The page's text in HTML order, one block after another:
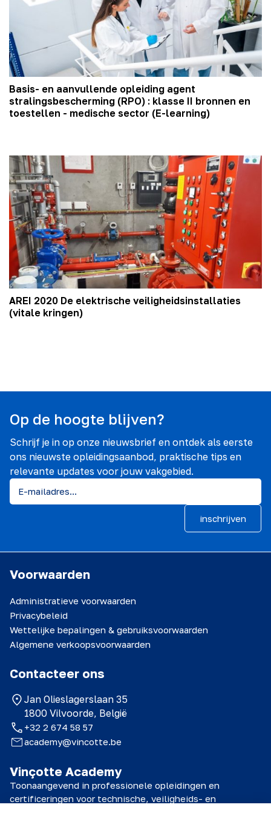
Basis- en aanvullende opleiding agent
stralingsbescherming (RPO) : klasse II bronnen en
toestellen - medische sector (E-learning)
AREI 2020 De elektrische veiligheidsinstallaties
(vitale kringen)
Op de hoogte blijven?
Schrijf je in op onze nieuwsbrief en ontdek als eerste
ons nieuwste opleidingsaanbod, praktische tips en
relevante updates voor jouw vakgebied.
inschrijven
Vinçotte Academy
Toonaangevend in professionele opleidingen en
certificeringen voor technische, veiligheids- en
Voorwaarden
Administratieve voorwaarden
Privacybeleid
Wettelijke bepalingen & gebruiksvoorwaarden
Algemene verkoopsvoorwaarden
Contacteer ons
Jan Olieslagerslaan 35
1800 Vilvoorde, België
+32 2 674 58 57
academy@vincotte.be